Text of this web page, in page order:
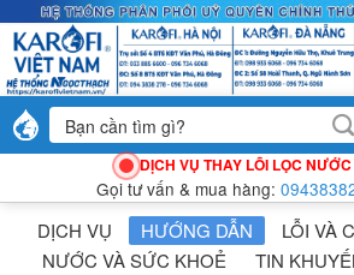
qua
nội
dung Tìm
kiếm:
DỊCH VỤ THAY LÕI LỌC
Gọi tư vấn & mua hàng:
DỊCH VỤ HƯỚNG DẪN
LỖI VÀ
NƯỚC VÀ SỨC KHOẺ
TIN